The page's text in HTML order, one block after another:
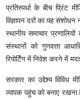
प्रतिस्पर्धा के बीच प्रिंट
विज्ञापन दरों का यह
स्थानीय समाचार
संस्थानों को गुणवत्ता
रिपोर्टिंग में निवेश करने में
सरकार का उद्देश्य विविध
व्यापक पहुंच को बनाए